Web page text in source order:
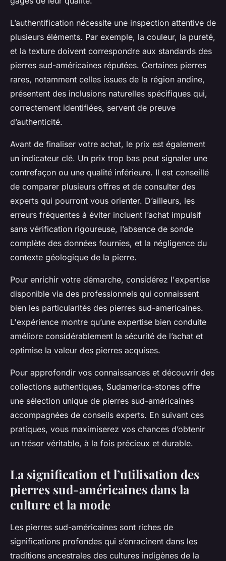
L’authentification nécessite une inspection attentive de
plusieurs éléments. Par exemple, la couleur, la pureté,
et la texture doivent correspondre aux standards des
pierres sud-américaines réputées. Certaines pierres
rares, notamment celles issues de la région andine,
présentent des inclusions naturelles spécifiques qui,
correctement identifiées, servent de preuve
d’authenticité.
Avant de finaliser votre achat, le prix est également
un indicateur clé. Un prix trop bas peut signaler une
contrefaçon ou une qualité inférieure. Il est conseillé
de comparer plusieurs offres et de consulter des
experts qui pourront vous orienter. D’ailleurs, les
erreurs fréquentes à éviter incluent l’achat impulsif
sans vérification rigoureuse, l’absence de sonde
complète des données fournies, et la négligence du
contexte géologique de la pierre.
Pour enrichir votre démarche, considérez l'expertise
disponible via des professionnels qui connaissent
bien les particularités des pierres sud-americaines.
L'expérience montre qu’une expertise bien conduite
améliore considérablement la sécurité de l’achat et
optimise la valeur des pierres acquises.
Pour approfondir vos connaissances et découvrir des
collections authentiques, Sudamerica-stones offre
une sélection unique de pierres sud-américaines
accompagnées de conseils experts. En suivant ces
pratiques, vous maximiserez vos chances d’obtenir
un trésor véritable, à la fois précieux et durable.
La signification et l’utilisation des
pierres sud-américaines dans la
culture et la mode
Les pierres sud-américaines sont riches de
significations profondes qui s’enracinent dans les
traditions ancestrales des cultures indigènes de la